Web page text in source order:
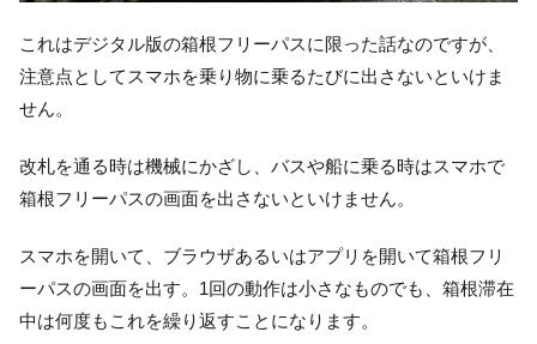
これはデジタル版の箱根フリーパスに限った話なのですが、
注意点としてスマホを乗り物に乗るたびに出さないといけま
せん。
改札を通る時は機械にかざし、バスや船に乗る時はスマホで
箱根フリーパスの画面を出さないといけません。
スマホを開いて、ブラウザあるいはアプリを開いて箱根フリ
ーパスの画面を出す。1回の動作は小さなものでも、箱根滞在
中は何度もこれを繰り返すことになります。